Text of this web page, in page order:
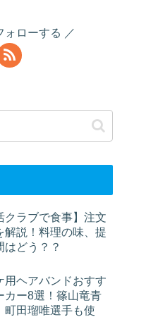
ォローする
クラブで食事】注文
解説！料理の味、提
はどう？？
用ヘアバンドおすす
カー8選！篠山竜青
町田瑠唯選手も使